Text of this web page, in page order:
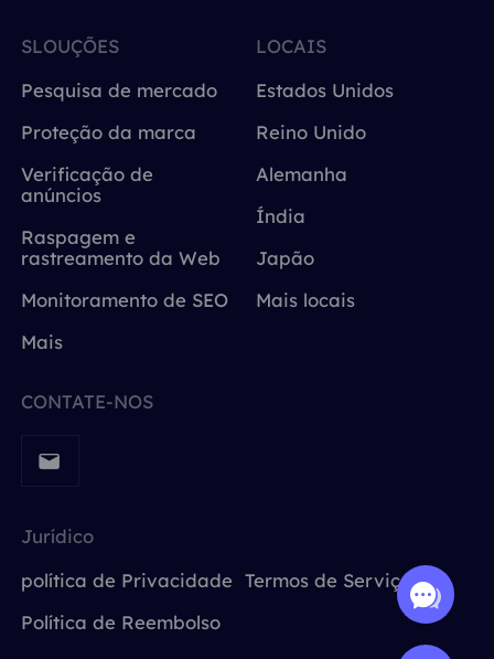
SLOUÇÕES
Pesquisa de mercado
Proteção da marca
Verificação de
anúncios
Raspagem e
rastreamento da Web
Monitoramento de SEO
Mais
LOCAIS
Estados Unidos
Reino Unido
Alemanha
Índia
Japão
Mais locais
CONTATE-NOS
Jurídico
política de Privacidade Termos de Serviço
Política de Reembolso